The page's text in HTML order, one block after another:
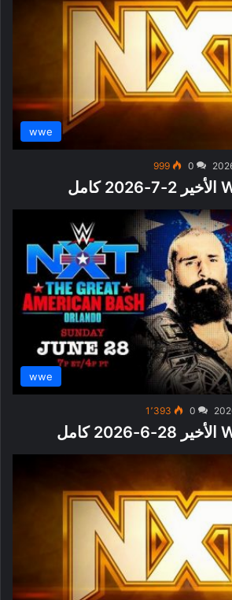
wwe
0
999
wwe
0 1٬393